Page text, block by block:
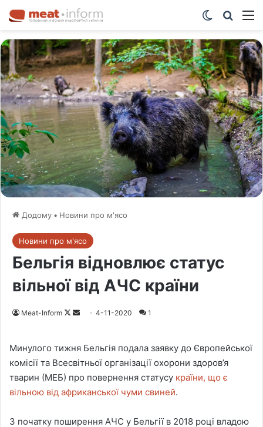
Switch skin
Додому • Новини про м'ясо
Новини про м'ясо
Бельгія відновлює статус
вільної від АЧС країни
Meat-Inform
F
o
w
o
a
n
e
4-11-2020 1
Минулого тижня Бельгія подала заявку до Європейської
комісії та Всесвітньої організації охорони здоров’я
тварин (МЕБ) про повернення статусу країни, що є
вільною від африканської чуми свиней.
З початку поширення АЧС у Бельгії в 2018 році владою